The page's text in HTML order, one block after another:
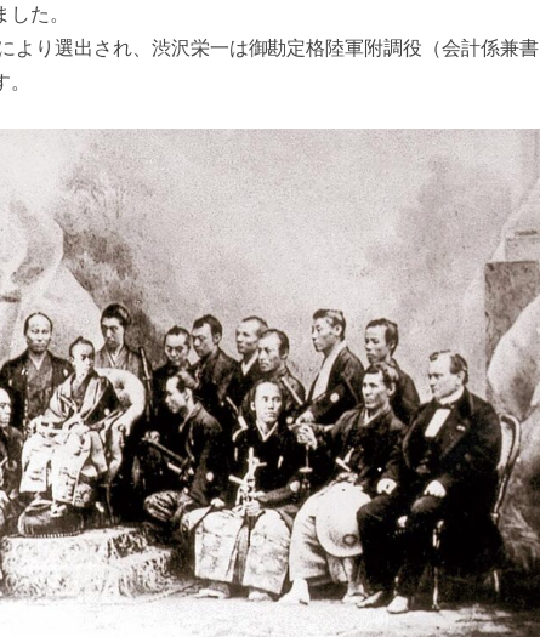
た。
より選出され、渋沢栄一は御勘定格陸軍附調役（会計係兼書